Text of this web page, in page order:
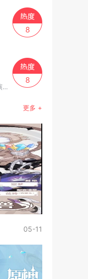
8
在AR打鸭子中，玩家将扮演一位猎人，任务是射击屏幕上出现的鸭
8
更多 +
05-11